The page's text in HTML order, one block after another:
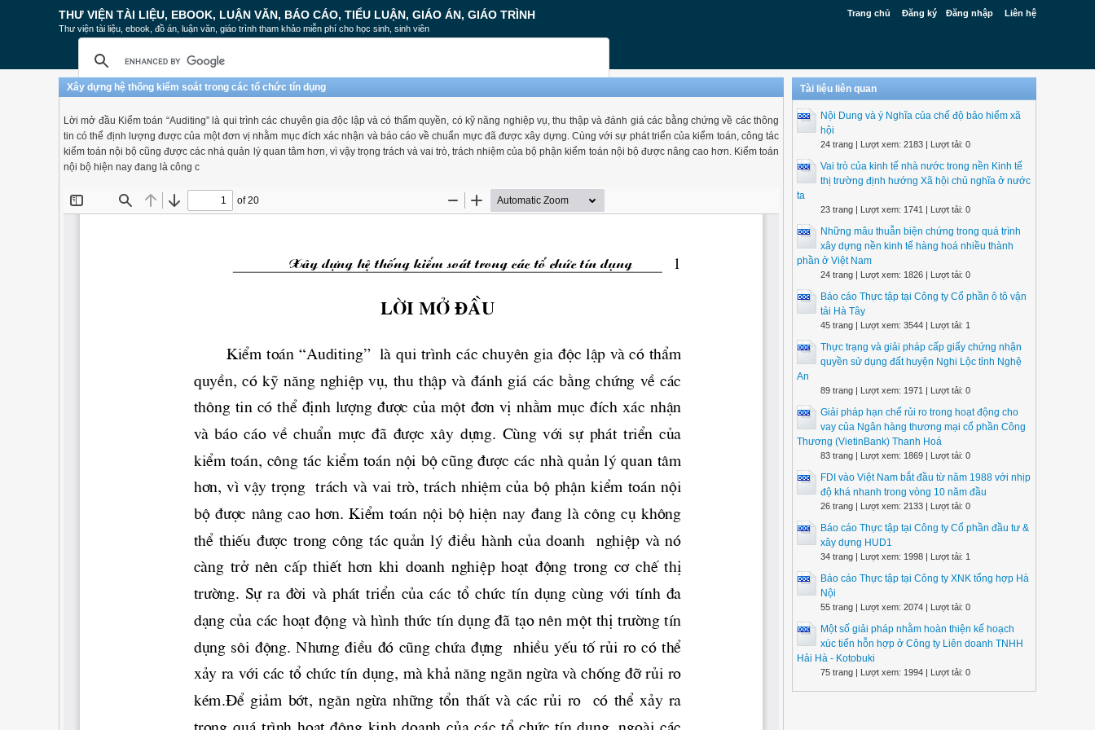
Trang chủ Đăng ký Đăng nhập Liên hệ
THƯ VIỆN TÀI LIỆU, EBOOK, LUẬN VĂN, BÁO CÁO, TIỂU LUẬN, GIÁO ÁN, GIÁO TRÌNH
Thư viện tài liệu, ebook, đồ án, luận văn, giáo trình tham khảo miễn phí cho học sinh, sinh viên
Xây dựng hệ thống kiểm soát trong các tổ chức tín dụng
Lời mở đầu Kiểm toán “Auditing” là qui trình các chuyên gia độc lập và có thẩm quyền, có kỹ năng nghiệp vụ, thu thập và đánh giá các bằng chứng về các thông
tin có thể định lượng được của một đơn vị nhằm mục đích xác nhận và báo cáo về chuẩn mực đã được xây dựng. Cùng với sự phát triển của kiểm toán, công tác
kiểm toán nội bộ cũng được các nhà quản lý quan tâm hơn, vì vậy trọng trách và vai trò, trách nhiệm của bộ phận kiểm toán nội bộ được nâng cao hơn. Kiểm toán
nội bộ hiện nay đang là công c
Tài liệu liên quan
Nội Dung và ý Nghĩa của chế độ bảo hiểm xã
hội
24 trang | Lượt xem: 2183 | Lượt tải: 0
Vai trò của kinh tế nhà nước trong nền Kinh tế
thị trường định hướng Xã hội chủ nghĩa ở nước
ta
23 trang | Lượt xem: 1741 | Lượt tải: 0
Những mâu thuẫn biện chứng trong quá trình
xây dựng nền kinh tế hàng hoá nhiều thành
phần ở Việt Nam
24 trang | Lượt xem: 1826 | Lượt tải: 0
Báo cáo Thực tập tại Công ty Cổ phần ô tô vận
tải Hà Tây
45 trang | Lượt xem: 3544 | Lượt tải: 1
Thực trạng và giải pháp cấp giấy chứng nhận
quyền sử dụng đất huyện Nghi Lộc tỉnh Nghệ
An
89 trang | Lượt xem: 1971 | Lượt tải: 0
Giải pháp hạn chế rủi ro trong hoạt động cho
vay của Ngân hàng thương mại cổ phần Công
Thương (VietinBank) Thanh Hoá
83 trang | Lượt xem: 1869 | Lượt tải: 0
FDI vào Việt Nam bắt đầu từ năm 1988 với nhịp
độ khá nhanh trong vòng 10 năm đầu
26 trang | Lượt xem: 2133 | Lượt tải: 0
Báo cáo Thực tập tại Công ty Cổ phần đầu tư &
xây dựng HUD1
34 trang | Lượt xem: 1998 | Lượt tải: 1
Báo cáo Thực tập tại Công ty XNK tổng hợp Hà
Nội
55 trang | Lượt xem: 2074 | Lượt tải: 0
Một số giải pháp nhằm hoàn thiện kế hoạch
xúc tiến hỗn hợp ở Công ty Liên doanh TNHH
Hải Hà - Kotobuki
75 trang | Lượt xem: 1994 | Lượt tải: 0